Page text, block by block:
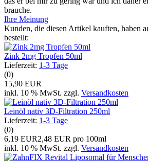
brauche.
Ihre Meinung
Kunden, die diesen Artikel kauften, haben
bestellt:
Zink 2mg Tropfen 50ml
Lieferzeit: 1-3 Tage
(0)
15,90 EUR
inkl. 10 % MwSt. zzgl. Versandkosten
Leinöl nativ 3D-Filtration 250ml
Lieferzeit: 1-3 Tage
(0)
6,19 EUR2,48 EUR pro 100ml
inkl. 10 % MwSt. zzgl. Versandkosten